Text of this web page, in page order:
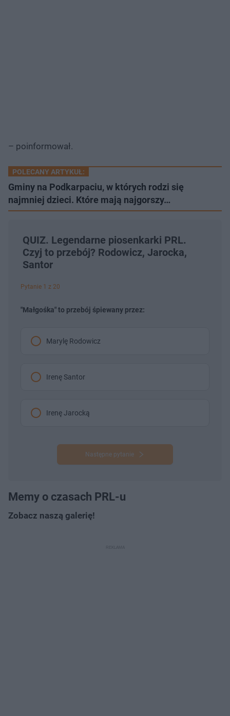
– poinformował.
POLECANY ARTYKUŁ:
Gminy na Podkarpaciu, w których rodzi się
najmniej dzieci. Które mają najgorszy…
QUIZ. Legendarne piosenkarki PRL.
Czyj to przebój? Rodowicz, Jarocka,
Santor
Pytanie 1 z 20
"Małgośka" to przebój śpiewany przez:
Marylę Rodowicz
Irenę Santor
Irenę Jarocką
Następne pytanie
Memy o czasach PRL-u
Zobacz naszą galerię!